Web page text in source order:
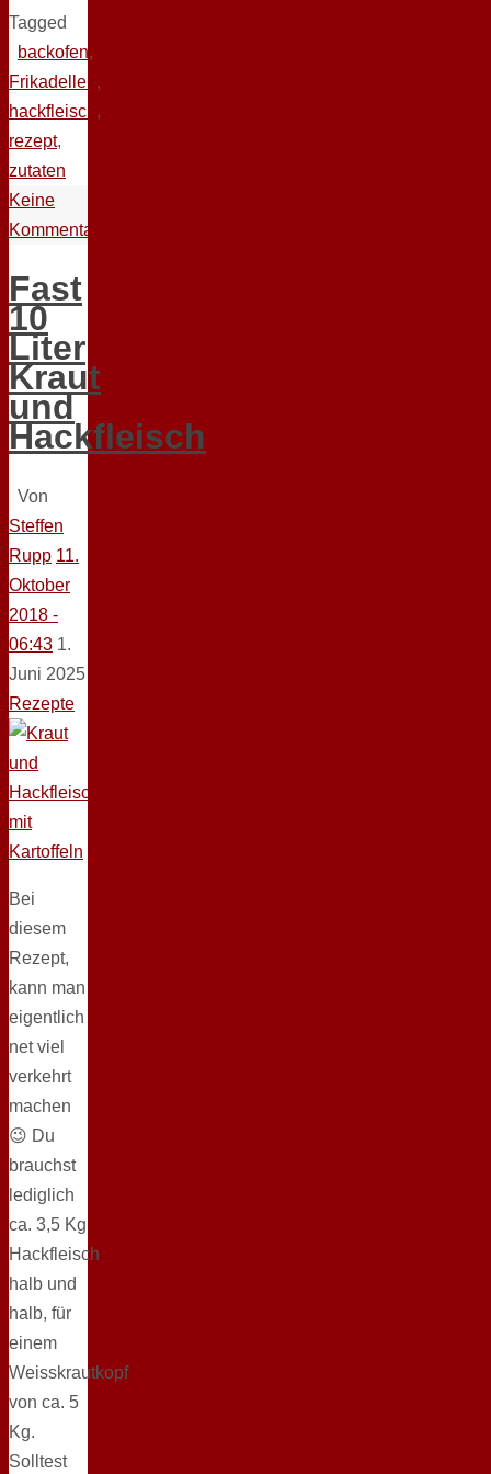
Tagged
backofen,
Frikadellen ,
hackfleisch ,
rezept,
zutaten
Keine
Kommentare
Fast
10
Liter
Kraut
und
Hackfleisch
Von
Steffen
Rupp 11.
Oktober
2018 -
06:43 1.
Juni 2025
Rezepte
Bei
diesem
Rezept,
kann man
eigentlich
net viel
verkehrt
machen
😉 Du
brauchst
lediglich
ca. 3,5 Kg
Hackfleisch
halb und
halb, für
einem
Weisskrautkopf
von ca. 5
Kg.
Solltest